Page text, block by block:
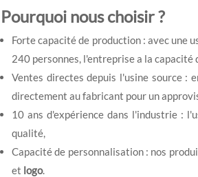
Pourquoi nous choisir ?
Forte capacité de production : avec une
240 personnes, l'entreprise a la
Ventes directes depuis l'usine source :
directement au fabricant pour un
10 ans d'expérience dans l'industrie :
qualité,
Capacité de personnalisation : nos
et logo.